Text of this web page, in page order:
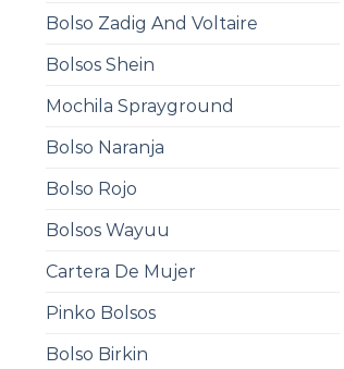
Bolso Zadig And Voltaire
Bolsos Shein
Mochila Sprayground
Bolso Naranja
Bolso Rojo
Bolsos Wayuu
Cartera De Mujer
Pinko Bolsos
Bolso Birkin